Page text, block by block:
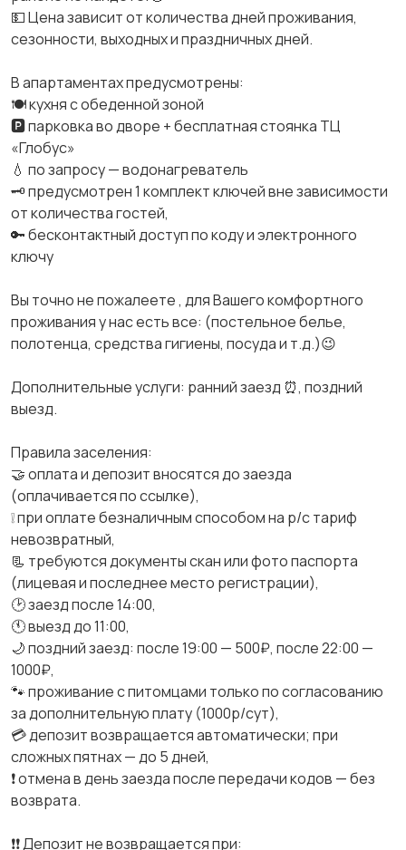
💵 Цена зависит от количества дней проживания,
сезонности, выходных и праздничных дней.
В апартаментах предусмотрены:
🍽 кухня с обеденной зоной
🅿️ парковка во дворе + бесплатная стоянка ТЦ
«Глобус»
💧 по запросу — водонагреватель
🗝 предусмотрен 1 комплект ключей вне зависимости
от количества гостей,
🔑 бесконтактный доступ по коду и электронного
ключу
Вы точно не пожалеете , для Вашего комфортного
проживания у нас есть все: (постельное белье,
полотенца, средства гигиены, посуда и т.д.)😉
Дополнительные услуги: ранний заезд ⏰, поздний
выезд.
Правила заселения:
🤝 оплата и депозит вносятся до заезда
(оплачивается по ссылке),
❕ при оплате безналичным способом на р/с тариф
невозвратный,
📃 требуются документы скан или фото паспорта
(лицевая и последнее место регистрации),
🕑 заезд после 14:00,
🕚 выезд до 11:00,
🌙 поздний заезд: после 19:00 — 500₽, после 22:00 —
1000₽,
🐾 проживание с питомцами только по согласованию
за дополнительную плату (1000р/сут),
💳 депозит возвращается автоматически; при
сложных пятнах — до 5 дней,
❗ отмена в день заезда после передачи кодов — без
возврата.
❗❗ Депозит не возвращается при: